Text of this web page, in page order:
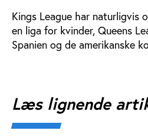
Kings League har naturligvis
en liga for kvinder, Queens
Spanien og de amerikanske
Læs lignende